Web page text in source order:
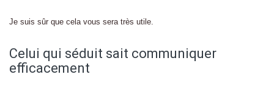
Je suis sûr que cela vous sera très utile.
Celui qui séduit sait communiquer
efficacement